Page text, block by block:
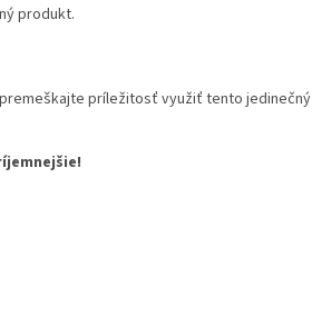
produkt.
príležitosť využiť tento jedinečný